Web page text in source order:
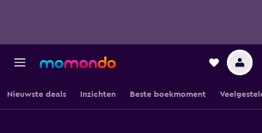
Nieuwste deals Inzichten Beste boekmoment